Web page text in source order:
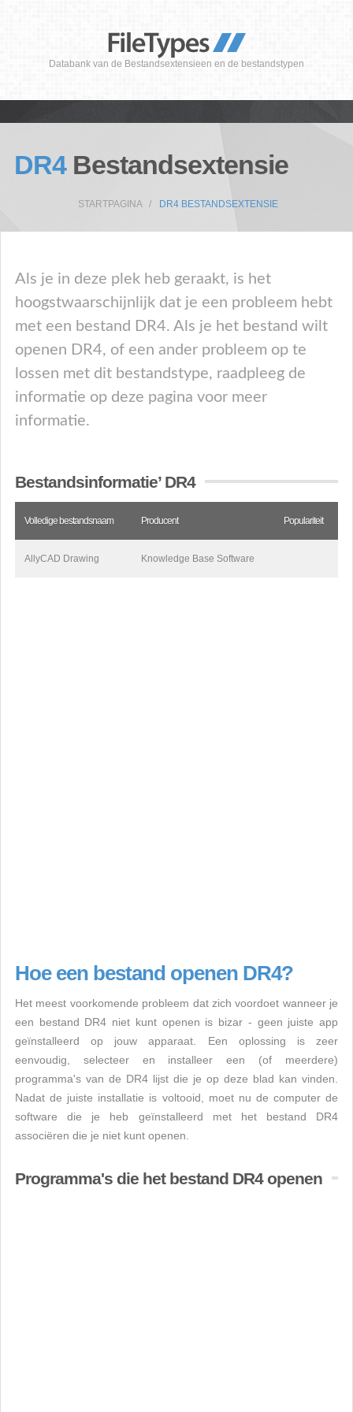
Databank van de Bestandsextensieen en de bestandstypen
DR4Bestandsextensie
STARTPAGINA DR4 BESTANDSEXTENSIE
Als je in deze plek heb geraakt, is het
hoogstwaarschijnlijk dat je een probleem hebt
met een bestand DR4. Als je het bestand wilt
openen DR4, of een ander probleem op te
lossen met dit bestandstype, raadpleeg de
informatie op deze pagina voor meer
informatie.
Bestandsinformatie’ DR4
Volledige bestandsnaam Producent Populariteit
AllyCAD Drawing Knowledge Base Software
Hoe een bestand openen DR4?
Het meest voorkomende probleem dat zich voordoet wanneer je
een bestand DR4 niet kunt openen is bizar - geen juiste app
geïnstalleerd op jouw apparaat. Een oplossing is zeer
eenvoudig, selecteer en installeer een (of meerdere)
programma's van de DR4 lijst die je op deze blad kan vinden.
Nadat de juiste installatie is voltooid, moet nu de computer de
software die je heb geïnstalleerd met het bestand DR4
associëren die je niet kunt openen.
Programma's die het bestand DR4 openen